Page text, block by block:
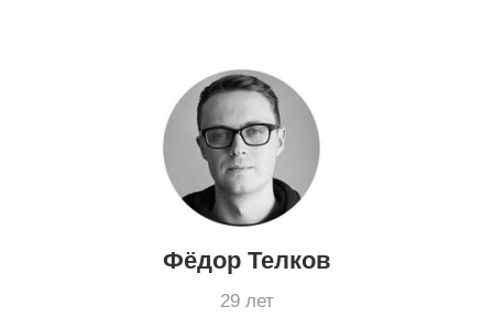
Фёдор Телков
29 лет